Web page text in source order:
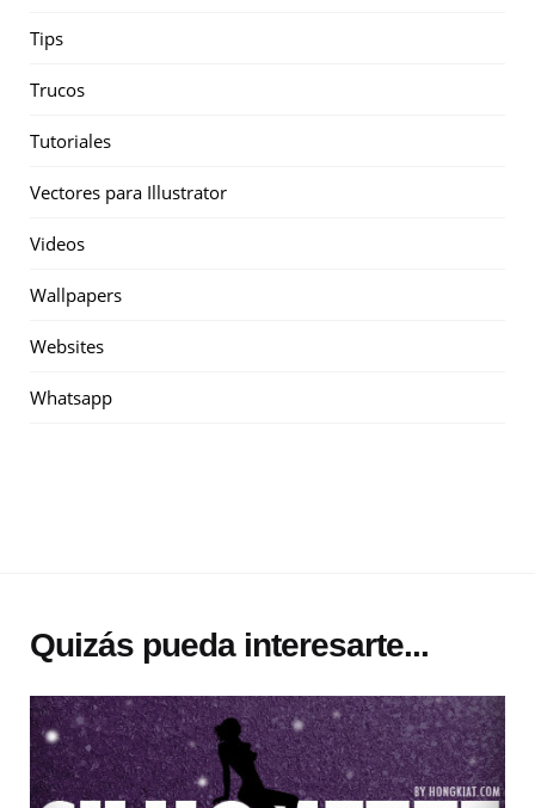
Tips
Trucos
Tutoriales
Vectores para Illustrator
Videos
Wallpapers
Websites
Whatsapp
Quizás pueda interesarte...